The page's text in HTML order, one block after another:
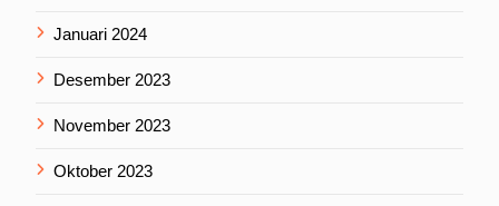
Januari 2024
Desember 2023
November 2023
Oktober 2023